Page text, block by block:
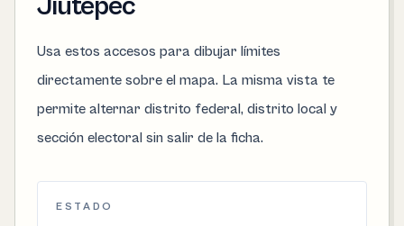
Jiutepec
Usa estos accesos para dibujar límites
directamente sobre el mapa. La misma vista te
permite alternar distrito federal, distrito local y
sección electoral sin salir de la ficha.
ESTADO